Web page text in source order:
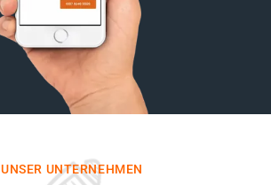
UNSER UNTERNEHMEN